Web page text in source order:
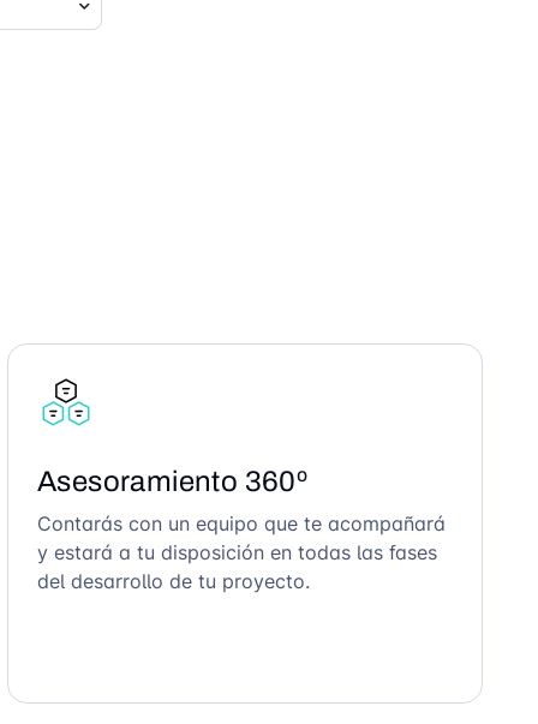
Asesoramiento 360º
Contarás con un equipo que te acompañará
y estará a tu disposición en todas las fases
del desarrollo de tu proyecto.